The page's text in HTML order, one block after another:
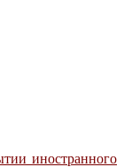
иностранного